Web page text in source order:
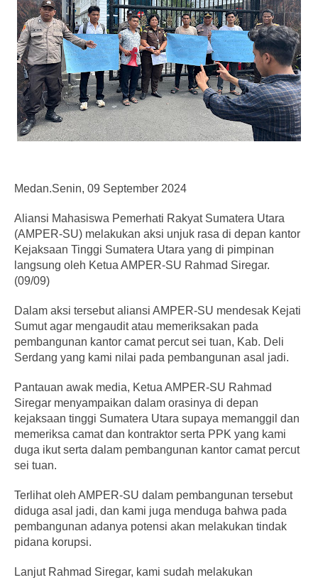
Medan.Senin, 09 September 2024
Aliansi Mahasiswa Pemerhati Rakyat Sumatera Utara
(AMPER-SU) melakukan aksi unjuk rasa di depan kantor
Kejaksaan Tinggi Sumatera Utara yang di pimpinan
langsung oleh Ketua AMPER-SU Rahmad Siregar.
(09/09)
Dalam aksi tersebut aliansi AMPER-SU mendesak Kejati
Sumut agar mengaudit atau memeriksakan pada
pembangunan kantor camat percut sei tuan, Kab. Deli
Serdang yang kami nilai pada pembangunan asal jadi.
Pantauan awak media, Ketua AMPER-SU Rahmad
Siregar menyampaikan dalam orasinya di depan
kejaksaan tinggi Sumatera Utara supaya memanggil dan
memeriksa camat dan kontraktor serta PPK yang kami
duga ikut serta dalam pembangunan kantor camat percut
sei tuan.
Terlihat oleh AMPER-SU dalam pembangunan tersebut
diduga asal jadi, dan kami juga menduga bahwa pada
pembangunan adanya potensi akan melakukan tindak
pidana korupsi.
Lanjut Rahmad Siregar, kami sudah melakukan